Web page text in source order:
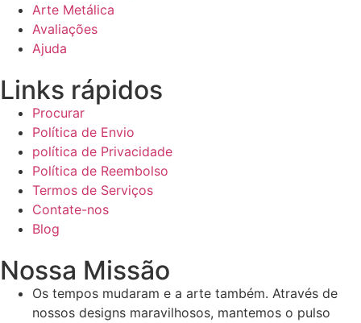
Arte Metálica
Avaliações
Ajuda
Links rápidos
Procurar
Política de Envio
política de Privacidade
Política de Reembolso
Termos de Serviços
Contate-nos
Blog
Nossa Missão
Os tempos mudaram e a arte também. Através de
nossos designs maravilhosos, mantemos o pulso